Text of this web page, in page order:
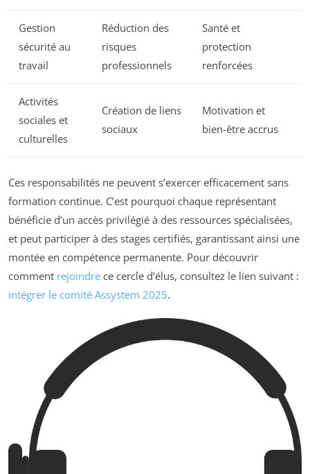
Gestion
sécurité au
travail
Réduction des
risques
professionnels
Santé et
protection
renforcées
Activités
sociales et
culturelles
Création de liens
sociaux
Motivation et
bien-être accrus
Ces responsabilités ne peuvent s’exercer efficacement sans
formation continue. C’est pourquoi chaque représentant
bénéficie d’un accès privilégié à des ressources spécialisées,
et peut participer à des stages certifiés, garantissant ainsi une
montée en compétence permanente. Pour découvrir
comment rejoindre ce cercle d’élus, consultez le lien suivant :
intégrer le comité Assystem 2025.